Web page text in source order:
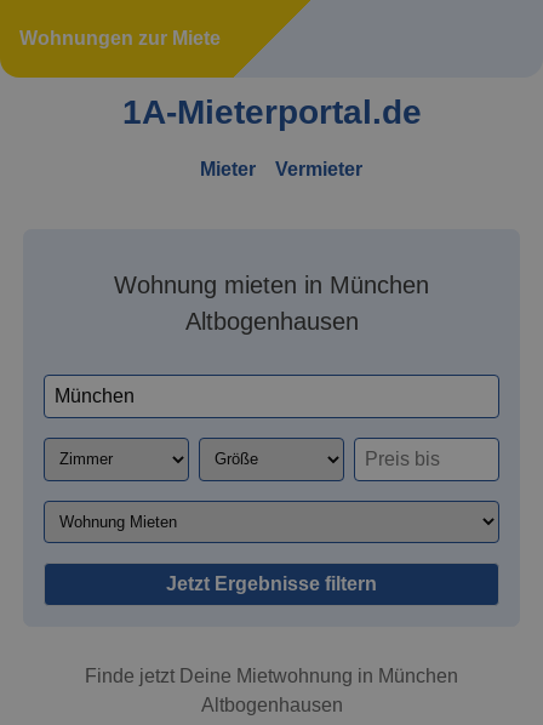
Wohnungen zur Miete
1A-Mieterportal.de
Mieter Vermieter
Wohnung mieten in München
Altbogenhausen
Jetzt Ergebnisse filtern
Finde jetzt Deine Mietwohnung in München
Altbogenhausen